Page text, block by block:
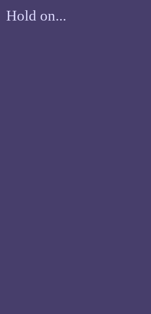
Hold on...